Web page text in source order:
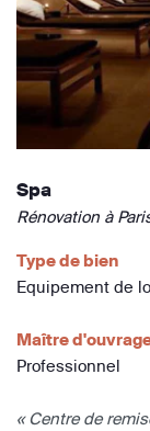
Spa
Rénovation à
Type de bien
Equipement de
Maître
Professionnel
« Centre de